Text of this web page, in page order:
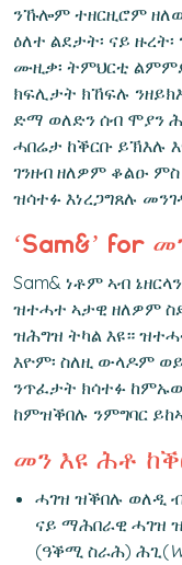
ንኹሎም ተዘርዚሮም
ዕለተ ልደታት፡ ናይ
ሙዚቃ፡ ትምህርቲ
ክፍሊታት ክኸፍሉ
ድማ ወለድን ሰብ ሞያን
ሓበሬታ ከቕርቡ ይኽእሉ
ገንዘብ ዘለዎም ቆልዑ
ዝሳተፉ እነረጋግጸሉ
‘Sam&’ for
Sam& ነቶም ኣብ
ዝተሓተ ኣታዊ ዘለዎም
ዝሕግዝ ትካል እዩ።
እዮም፡ ስለዚ ውላዶም
ንጥፈታት ክሳተፉ
ከምዝቕበሉ ንምግባር
መን እዩ ሕቶ
ሓገዝ ዝቕበሉ ወለዲ
ናይ ማሕበራዊ ሓገዝ
(ዓቕሚ ስራሕ) ሕጊ(